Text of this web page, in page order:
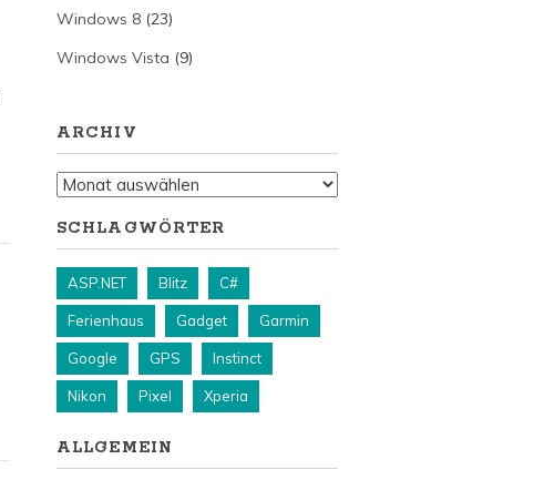
Windows 8(23)
Windows Vista (9)
ARCHIV
Archiv
SCHLAGWÖRTER
ASP.NET Blitz C#
Ferienhaus Gadget Garmin
Google GPS Instinct
Nikon Pixel Xperia
ALLGEMEIN